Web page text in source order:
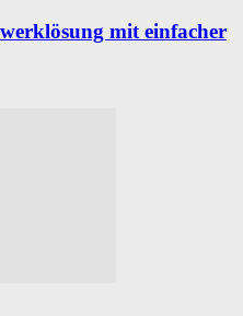
mit einfacher